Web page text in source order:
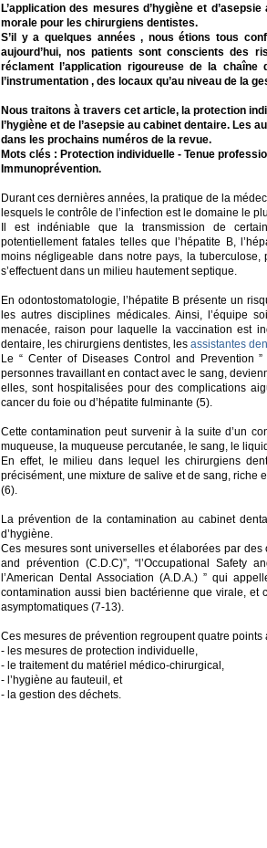
L’application des mesures d’hygiène et
morale pour les chirurgiens dentistes.
S’il y a quelques années , nous étions tous
aujourd’hui, nos patients sont conscients des
réclament l’application rigoureuse de la
l’instrumentation , des locaux qu’au niveau de la
Nous traitons à travers cet article, la protection
l’hygiène et de l’asepsie au cabinet dentaire.
dans les prochains numéros de la revue.
Mots clés : Protection individuelle - Tenue
Immunoprévention.
Durant ces dernières années, la pratique de la
lesquels le contrôle de l’infection est le domaine le
Il est indéniable que la transmission de
potentiellement fatales telles que l’hépatite B,
moins négligeable dans notre pays, la
s’effectuent dans un milieu hautement septique.
En odontostomatologie, l’hépatite B présente un
les autres disciplines médicales. Ainsi, l’équipe
menacée, raison pour laquelle la vaccination est
dentaire, les chirurgiens dentistes, les assistantes
Le “ Center of Diseases Control and Prevention
personnes travaillant en contact avec le sang,
elles, sont hospitalisées pour des complications
cancer du foie ou d’hépatite fulminante (5).
Cette contamination peut survenir à la suite d’un
muqueuse, la muqueuse percutanée, le sang, le
En effet, le milieu dans lequel les chirurgiens
précisément, une mixture de salive et de sang, riche
(6).
La prévention de la contamination au cabinet
d’hygiène.
Ces mesures sont universelles et élaborées par
and prévention (C.D.C)”, “l’Occupational Safety
l’American Dental Association (A.D.A.) ” qui
contamination aussi bien bactérienne que virale,
asymptomatiques (7-13).
Ces mesures de prévention regroupent quatre
- les mesures de protection individuelle,
- le traitement du matériel médico-chirurgical,
- l’hygiène au fauteuil, et
- la gestion des déchets.